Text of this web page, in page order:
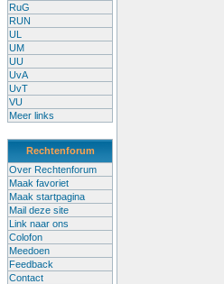
RuG
RUN
UL
UM
UU
UvA
UvT
VU
Meer links
Rechtenforum
Over Rechtenforum
Maak favoriet
Maak startpagina
Mail deze site
Link naar ons
Colofon
Meedoen
Feedback
Contact